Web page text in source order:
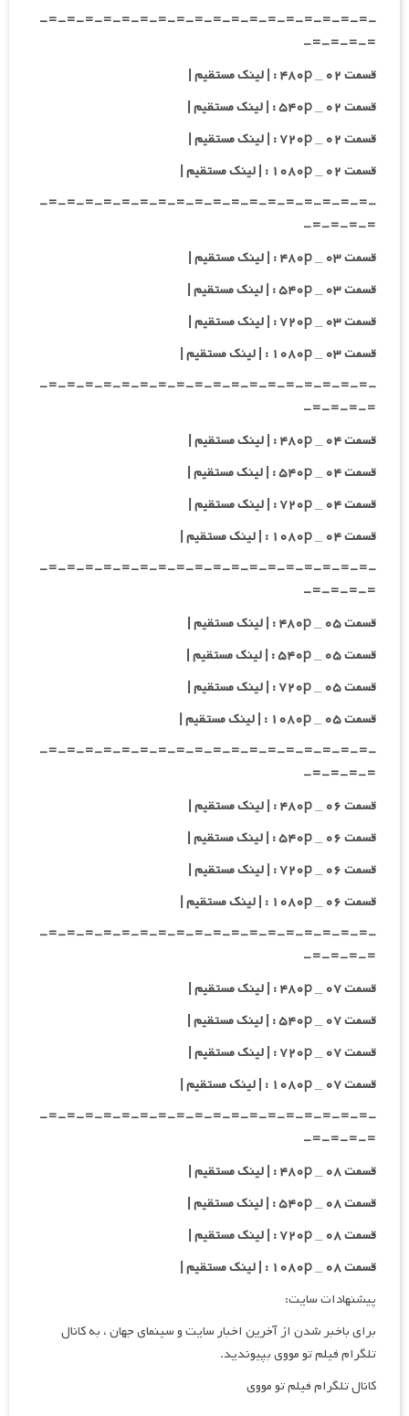
-=-=-=-=-=-=-=-=-=-=-=-=-=-=-=-=-=-=-
=-=-=-=-
قسمت ۰۲ _ ۴۸۰p : | لینک مستقیم |
قسمت ۰۲ _ ۵۴۰p : | لینک مستقیم |
قسمت ۰۲ _ ۷۲۰p : | لینک مستقیم |
قسمت ۰۲ _ ۱۰۸۰p : | لینک مستقیم |
-=-=-=-=-=-=-=-=-=-=-=-=-=-=-=-=-=-=-
=-=-=-=-
قسمت ۰۳ _ ۴۸۰p : | لینک مستقیم |
قسمت ۰۳ _ ۵۴۰p : | لینک مستقیم |
قسمت ۰۳ _ ۷۲۰p : | لینک مستقیم |
قسمت ۰۳ _ ۱۰۸۰p : | لینک مستقیم |
-=-=-=-=-=-=-=-=-=-=-=-=-=-=-=-=-=-=-
=-=-=-=-
قسمت ۰۴ _ ۴۸۰p : | لینک مستقیم |
قسمت ۰۴ _ ۵۴۰p : | لینک مستقیم |
قسمت ۰۴ _ ۷۲۰p : | لینک مستقیم |
قسمت ۰۴ _ ۱۰۸۰p : | لینک مستقیم |
-=-=-=-=-=-=-=-=-=-=-=-=-=-=-=-=-=-=-
=-=-=-=-
قسمت ۰۵ _ ۴۸۰p : | لینک مستقیم |
قسمت ۰۵ _ ۵۴۰p : | لینک مستقیم |
قسمت ۰۵ _ ۷۲۰p : | لینک مستقیم |
قسمت ۰۵ _ ۱۰۸۰p : | لینک مستقیم |
-=-=-=-=-=-=-=-=-=-=-=-=-=-=-=-=-=-=-
=-=-=-=-
قسمت ۰۶ _ ۴۸۰p : | لینک مستقیم |
قسمت ۰۶ _ ۵۴۰p : | لینک مستقیم |
قسمت ۰۶ _ ۷۲۰p : | لینک مستقیم |
قسمت ۰۶ _ ۱۰۸۰p : | لینک مستقیم |
-=-=-=-=-=-=-=-=-=-=-=-=-=-=-=-=-=-=-
=-=-=-=-
قسمت ۰۷ _ ۴۸۰p : | لینک مستقیم |
قسمت ۰۷ _ ۵۴۰p : | لینک مستقیم |
قسمت ۰۷ _ ۷۲۰p : | لینک مستقیم |
قسمت ۰۷ _ ۱۰۸۰p : | لینک مستقیم |
-=-=-=-=-=-=-=-=-=-=-=-=-=-=-=-=-=-=-
=-=-=-=-
قسمت ۰۸ _ ۴۸۰p : | لینک مستقیم |
قسمت ۰۸ _ ۵۴۰p : | لینک مستقیم |
قسمت ۰۸ _ ۷۲۰p : | لینک مستقیم |
قسمت ۰۸ _ ۱۰۸۰p : | لینک مستقیم |
پیشنهادات سایت:
برای باخبر شدن از آخرین اخبار سایت و سینمای جهان ، به کانال
تلگرام فیلم تو مووی بپیوندید.
کانال تلگرام فیلم تو مووی